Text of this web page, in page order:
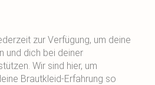
zur Verfügung, um deine
und dich bei deiner
Wir sind hier, um
Brautkleid-Erfahrung so